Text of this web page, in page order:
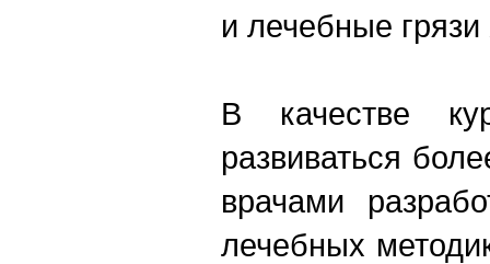
и лечебные
В качестве
развиваться
врачами
лечебных